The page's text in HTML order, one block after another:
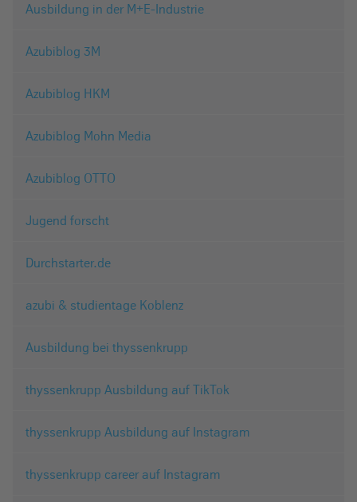
Ausbildung in der M+E-Industrie
Azubiblog 3M
Azubiblog HKM
Azubiblog Mohn Media
Azubiblog OTTO
Jugend forscht
Durchstarter.de
azubi & studientage Koblenz
Ausbildung bei thyssenkrupp
thyssenkrupp Ausbildung auf TikTok
thyssenkrupp Ausbildung auf Instagram
thyssenkrupp career auf Instagram